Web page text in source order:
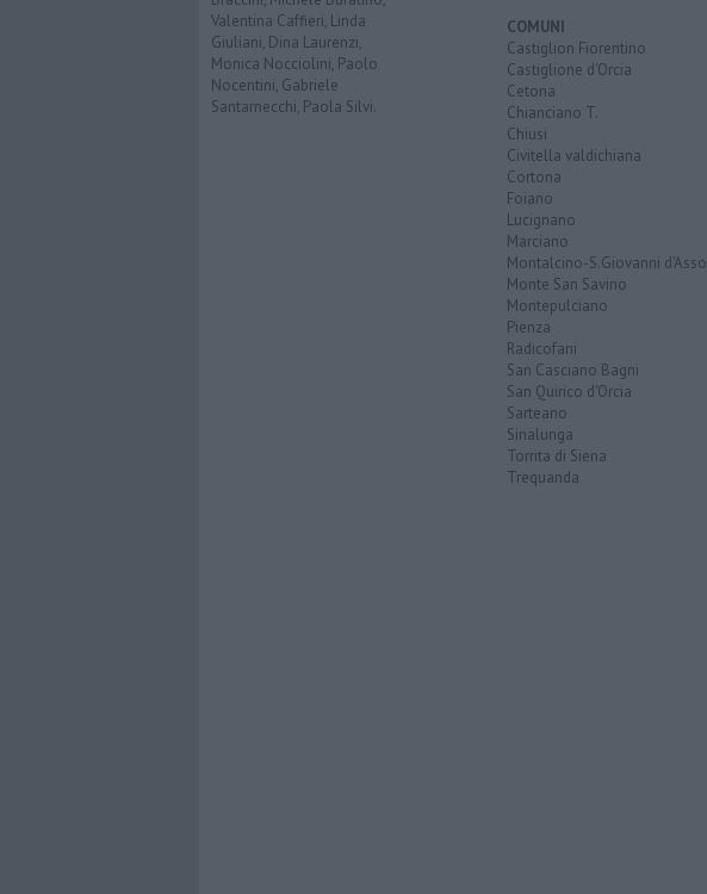
Valentina Caffieri, Linda
Giuliani, Dina Laurenzi,
Monica Nocciolini, Paolo
Nocentini, Gabriele
Santarnecchi, Paola Silvi.
COMUNI
Castiglion Fiorentino
Castiglione d'Orcia
Cetona
Chianciano T.
Chiusi
Civitella valdichiana
Cortona
Foiano
Lucignano
Marciano
Montalcino-S.Giovanni d'Asso
Monte San Savino
Montepulciano
Pienza
Radicofani
San Casciano Bagni
San Quirico d'Orcia
Sarteano
Sinalunga
Torrita di Siena
Trequanda